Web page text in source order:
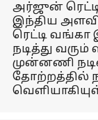
அர்ஜுன்
இந்திய
ரெட்டி வங்கா
நடித்து வரும்
முன்னணி
தோற்றத்தில்